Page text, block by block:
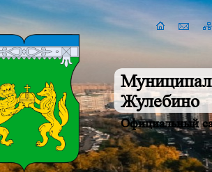
Жулебино
Официальный